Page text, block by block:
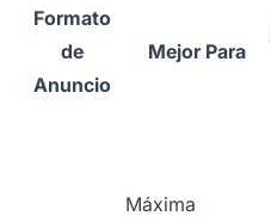
Formato
de
Anuncio
Mejor Para
Máxima